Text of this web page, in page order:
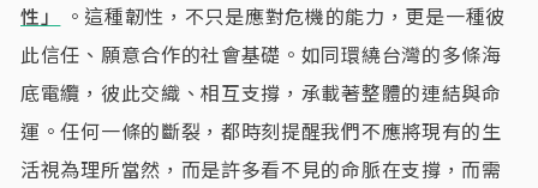
性」
。這種韌性，不只是應對危機的能力，更是一種彼
此信任、願意合作的社會基礎。如同環繞台灣的多條海
底電纜，彼此交織、相互支撐，承載著整體的連結與命
運。任何一條的斷裂，都時刻提醒我們不應將現有的生
活視為理所當然，而是許多看不見的命脈在支撐，而需